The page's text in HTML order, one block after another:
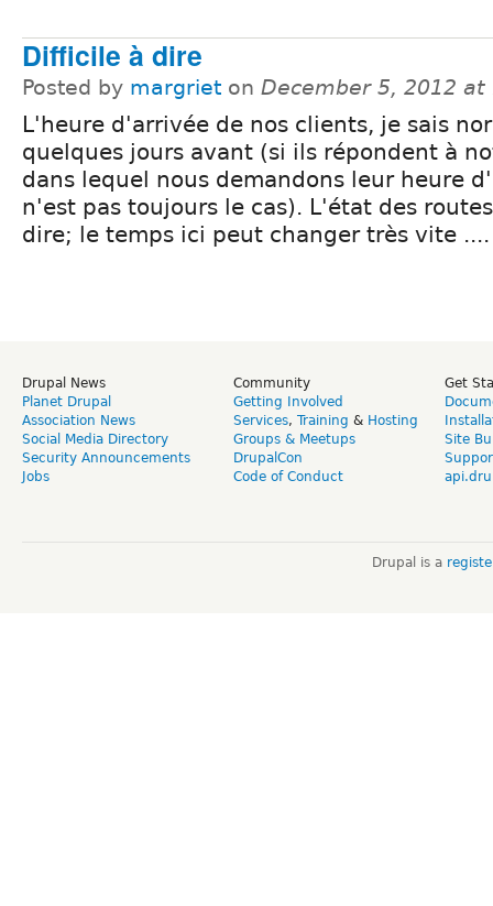
Difficile à dire
Posted by margriet on December 5, 2012 at
L'heure d'arrivée de nos clients, je sais
quelques jours avant (si ils répondent à
dans lequel nous demandons leur heure
n'est pas toujours le cas). L'état des
dire; le temps ici peut changer très vite ....
Drupal News
Planet Drupal
Association News
Social Media Directory
Security Announcements
Jobs
Community
Getting Involved
Services, Training & Hosting
Groups & Meetups
DrupalCon
Code of Conduct
Get
Site
Drupal is a